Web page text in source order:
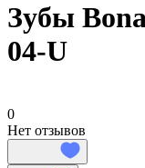
Зубы
04-U
0
Нет отзывов